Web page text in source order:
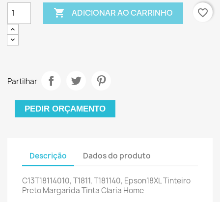
 ADICIONAR AO CARRINHO favorite_border
Partilhar
PEDIR ORÇAMENTO
Descrição Dados do produto
C13T18114010, T1811, T181140, Epson18XL Tinteiro
Preto Margarida Tinta Claria Home